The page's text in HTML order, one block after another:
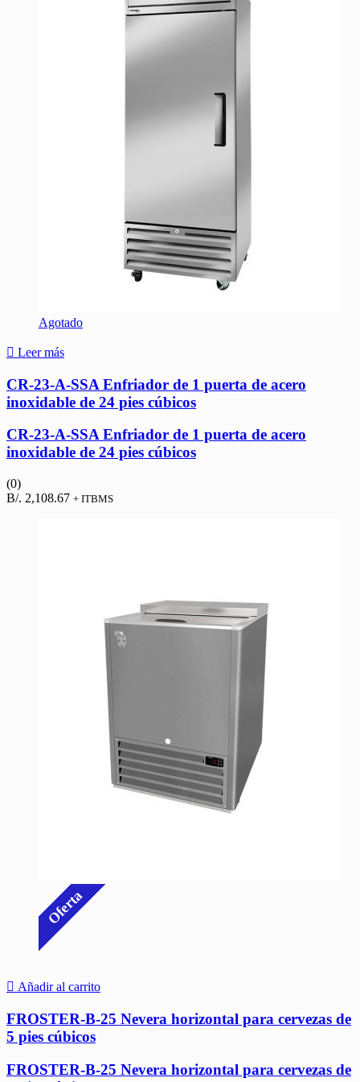
Agotado
Leer más
CR-23-A-SSA Enfriador de 1 puerta de acero
inoxidable de 24 pies cúbicos
CR-23-A-SSA Enfriador de 1 puerta de acero
inoxidable de 24 pies cúbicos
(0)
B/. 2,108.67 + ITBMS
Oferta
Añadir al carrito
FROSTER-B-25 Nevera horizontal para cervezas de
5 pies cúbicos
FROSTER-B-25 Nevera horizontal para cervezas de